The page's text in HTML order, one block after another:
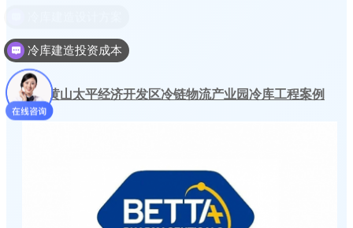
安徽黄山太平经济开发区冷链物流产业园冷库工程案例
冷库建造投资成本